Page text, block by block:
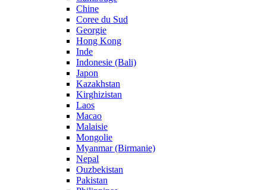
Chine
Coree du Sud
Georgie
Hong Kong
Inde
Indonesie (Bali)
Japon
Kazakhstan
Kirghizistan
Laos
Macao
Malaisie
Mongolie
Myanmar (Birmanie)
Nepal
Ouzbekistan
Pakistan